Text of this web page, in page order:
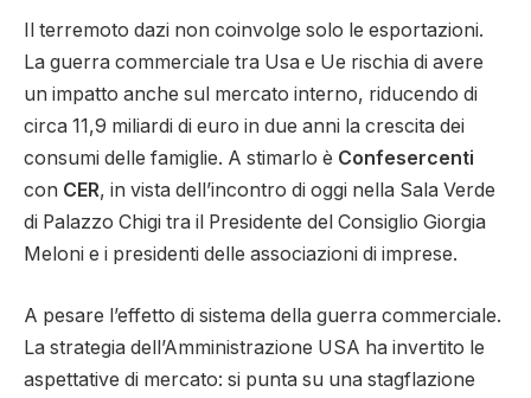
Il terremoto dazi non coinvolge solo le esportazioni.
La guerra commerciale tra Usa e Ue rischia di avere
un impatto anche sul mercato interno, riducendo di
circa 11,9 miliardi di euro in due anni la crescita dei
consumi delle famiglie. A stimarlo è Confesercenti
con CER, in vista dell’incontro di oggi nella Sala Verde
di Palazzo Chigi tra il Presidente del Consiglio Giorgia
Meloni e i presidenti delle associazioni di imprese.
A pesare l’effetto di sistema della guerra commerciale.
La strategia dell’Amministrazione USA ha invertito le
aspettative di mercato: si punta su una stagflazione